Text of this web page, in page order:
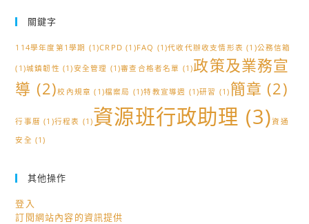
關鍵字
114學年度第1學期 (1)CRPD (1)FAQ (1)代收代辦收支情形表 (1)公務信箱
(1)城鎮韌性 (1)安全管理 (1)審查合格者名單 (1)政策及業務宣
導 (2)校內規章 (1)檔案局 (1)特教宣導週 (1)研習 (1) 簡章 (2)
行事曆 (1)行程表 (1)資源班行政助理 (3)資通
安全 (1)
其他操作
登入
訂閱網站內容的資訊提供